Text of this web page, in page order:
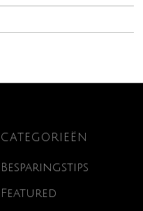
CATEGORIEËN
Besparingstips
Featured